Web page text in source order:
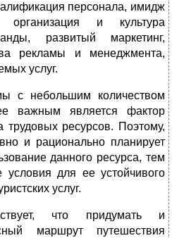
персонала, имидж
организация и культура
развитый маркетинг,
рекламы и менеджмента,
услуг.
с небольшим количеством
важным является фактор
трудовых ресурсов. Поэтому,
и рационально планирует
данного ресурса, тем
для ее устойчивого
услуг.
что придумать и
маршрут путешествия